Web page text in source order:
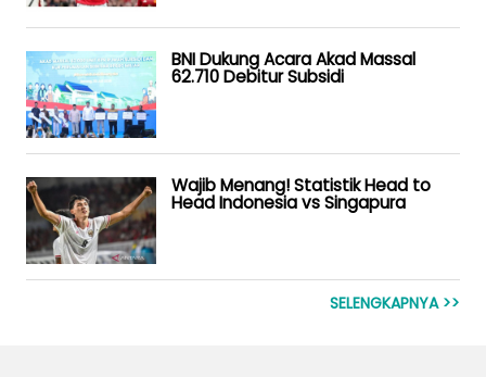
BNI Dukung Acara Akad Massal
62.710 Debitur Subsidi
Wajib Menang! Statistik Head to
Head Indonesia vs Singapura
SELENGKAPNYA >>